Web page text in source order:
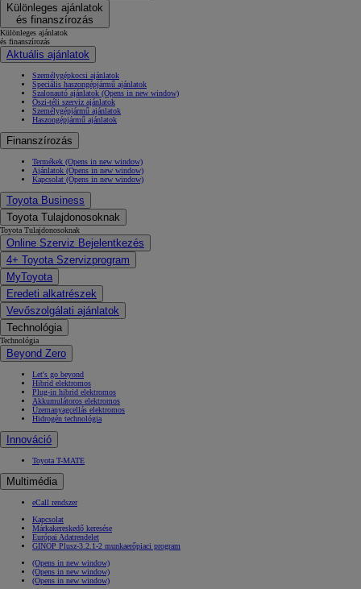
Különleges ajánlatok
és finanszírozás
Különleges ajánlatok
és finanszírozás
Aktuális ajánlatok
Személygépkocsi ajánlatok
Speciális haszongépjármű ajánlatok
Szalonautó ajánlatok (Opens in new window)
Őszi-téli szerviz ajánlatok
Személygépjármű ajánlatok
Haszongépjármű ajánlatok
Finanszírozás
Termékek (Opens in new window)
Ajánlatok (Opens in new window)
Kapcsolat (Opens in new window)
Toyota Business
Toyota Tulajdonosoknak
Toyota Tulajdonosoknak
Online Szerviz Bejelentkezés
4+ Toyota Szervizprogram
MyToyota
Eredeti alkatrészek
Vevőszolgálati ajánlatok
Technológia
Technológia
Beyond Zero
Let's go beyond
Hibrid elektromos
Plug-in hibrid elektromos
Akkumulátoros elektromos
Üzemanyagcellás elektromos
Hidrogén technológia
Innováció
Toyota T-MATE
Multimédia
eCall rendszer
Kapcsolat
Márkakereskedő keresése
Európai Adatrendelet
GINOP Plusz-3.2.1-2 munkaerőpiaci program
(Opens in new window)
(Opens in new window)
(Opens in new window)